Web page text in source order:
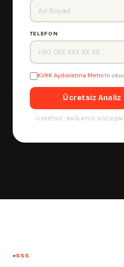
TELEFON
KVKK Aydınlatma Metni'ni
Ücretsiz Analiz
ÜCRETSIZ · BAĞLAYICI
SSS